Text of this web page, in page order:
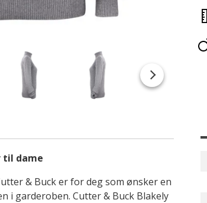
til dame
& Buck er for deg som ønsker en
i garderoben. Cutter & Buck Blakely